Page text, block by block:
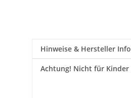
Hinweise & Hersteller
Achtung! Nicht für Kinder